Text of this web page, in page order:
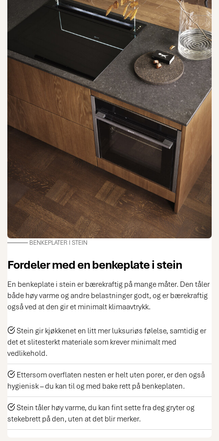
BENKEPLATER I STEIN
Fordeler med en benkeplate i stein
En benkeplate i stein er bærekraftig på mange måter. Den tåler
både høy varme og andre belastninger godt, og er bærekraftig
også ved at den gir et minimalt klimaavtrykk.
Stein gir kjøkkenet en litt mer luksuriøs følelse, samtidig er
det et slitesterkt materiale som krever minimalt med
vedlikehold.
Ettersom overflaten nesten er helt uten porer, er den også
hygienisk – du kan til og med bake rett på benkeplaten.
Stein tåler høy varme, du kan fint sette fra deg gryter og
stekebrett på den, uten at det blir merker.